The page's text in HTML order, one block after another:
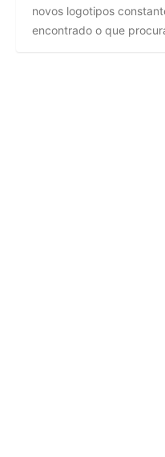
novos logotipos
encontrado o que